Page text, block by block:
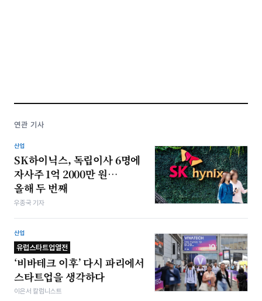
연관 기사
산업
SK하이닉스, 독립이사 6명에
자사주 1억 2000만 원…
올해 두 번째
우종국 기자
산업
유럽스타트업열전
‘비바테크 이후’ 다시 파리에서
스타트업을 생각하다
이은서 칼럼니스트